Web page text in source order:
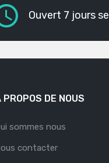
Ouvert 7 jours
PROPOS DE NOUS
sommes nous
contacter